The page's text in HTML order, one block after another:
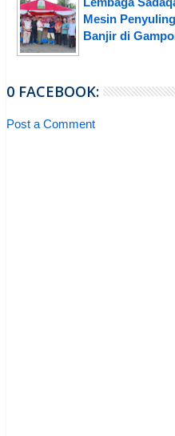
Mesin
Banjir di
0 FACEBOOK:
Post a Comment